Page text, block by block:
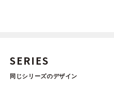
SERIES
同じシリーズのデザイン